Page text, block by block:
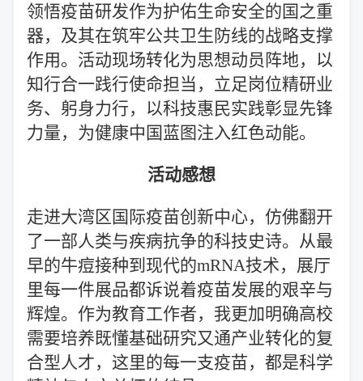
领悟疫苗研发作为护佑生命安全的国之重
器，及其在筑牢公共卫生防线的战略支撑
作用。活动现场转化为思想动员阵地，以
知行合一践行使命担当，立足岗位精研业
务、躬身力行，以科技惠民实践彰显先锋
力量，为健康中国蓝图注入红色动能。
活动感想
走进大湾区国际疫苗创新中心，仿佛翻开
了一部人类与疾病抗争的科技史诗。从最
早的牛痘接种到现代的mRNA技术，展厅
里每一件展品都诉说着疫苗发展的艰辛与
辉煌。作为教育工作者，我更加明确高校
需要培养既懂基础研究又通产业转化的复
合型人才，这里的每一支疫苗，都是科学